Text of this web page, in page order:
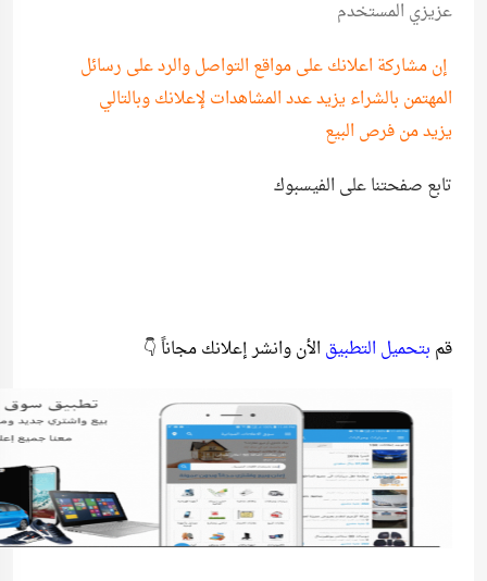
عزيزي المستخدم
إن مشاركة اعلانك على مواقع التواصل والرد على رسائل
المهتمن بالشراء يزيد عدد المشاهدات لإعلانك وبالتالي
يزيد من فرص البيع
تابع صفحتنا على الفيسبوك
قم بتحميل التطبيق الأن وانشر إعلانك مجاناً 👇